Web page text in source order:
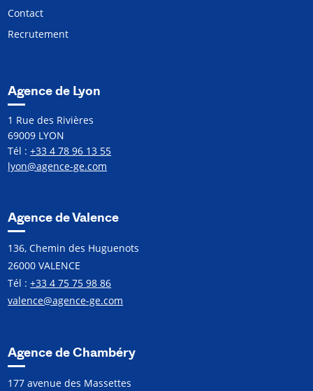
Contact
Recrutement
Agence de Lyon
1 Rue des Rivières
69009 LYON
Tél :+33 4 78 96 13 55
lyon@agence-ge.com
Agence de Valence
136, Chemin des Huguenots
26000 VALENCE
Tél :+33 4 75 75 98 86
valence@agence-ge.com
Agence de Chambéry
177 avenue des Massettes